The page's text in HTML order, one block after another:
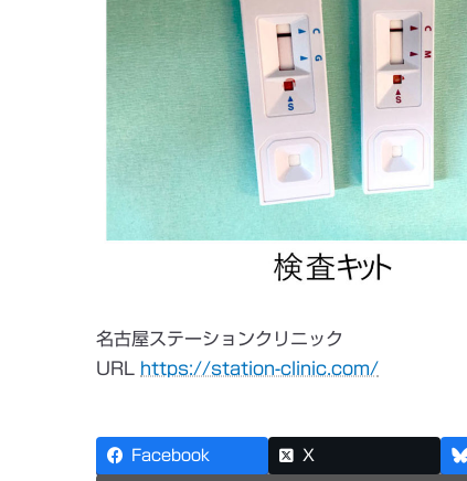
名古屋ステーションクリニック
URL
https://station-clinic.com/
Facebook X